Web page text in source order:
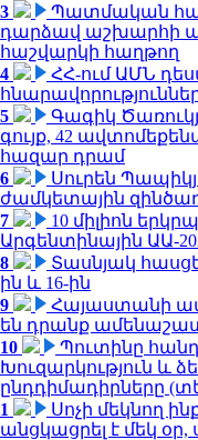
3
Պատմական
դարձավ աշխարհի
հաշվարկի հաղթող
4
ՀՀ-ում ԱՄՆ
5
Գագիկ
գույք, 42
հազար դրամ
6
Սուրեն
ժամկետային
7
10 միլիոն
Արգենտինային ԱԱ-
8
Տասնյակ
ին և 16-ին
9
Հայաստանի
են դրանք
10
Պուտինը
Խուզարկություն և
ընդդիմադիրները
1
Սոչի մեկնող
անցկացրել է մեկ օր,